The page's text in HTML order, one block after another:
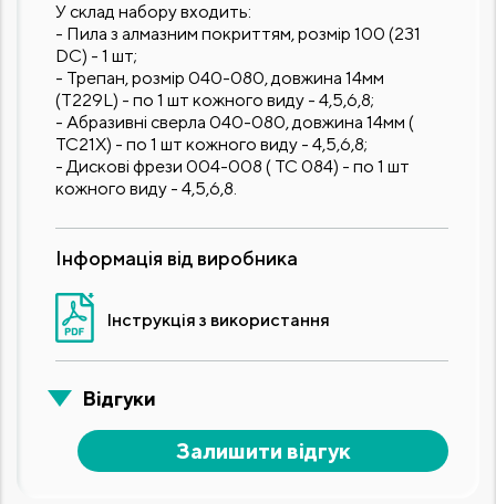
У склад набору входить:
- Пила з алмазним покриттям, розмір 100 (231
DC) - 1 шт;
- Трепан, розмір 040-080, довжина 14мм
(T229L) - по 1 шт кожного виду - 4,5,6,8;
- Абразивні сверла 040-080, довжина 14мм (
TC21X) - по 1 шт кожного виду - 4,5,6,8;
- Дискові фрези 004-008 ( ТС 084) - по 1 шт
кожного виду - 4,5,6,8.
Інформація від виробника
Інструкція з використання
Відгуки
Залишити відгук